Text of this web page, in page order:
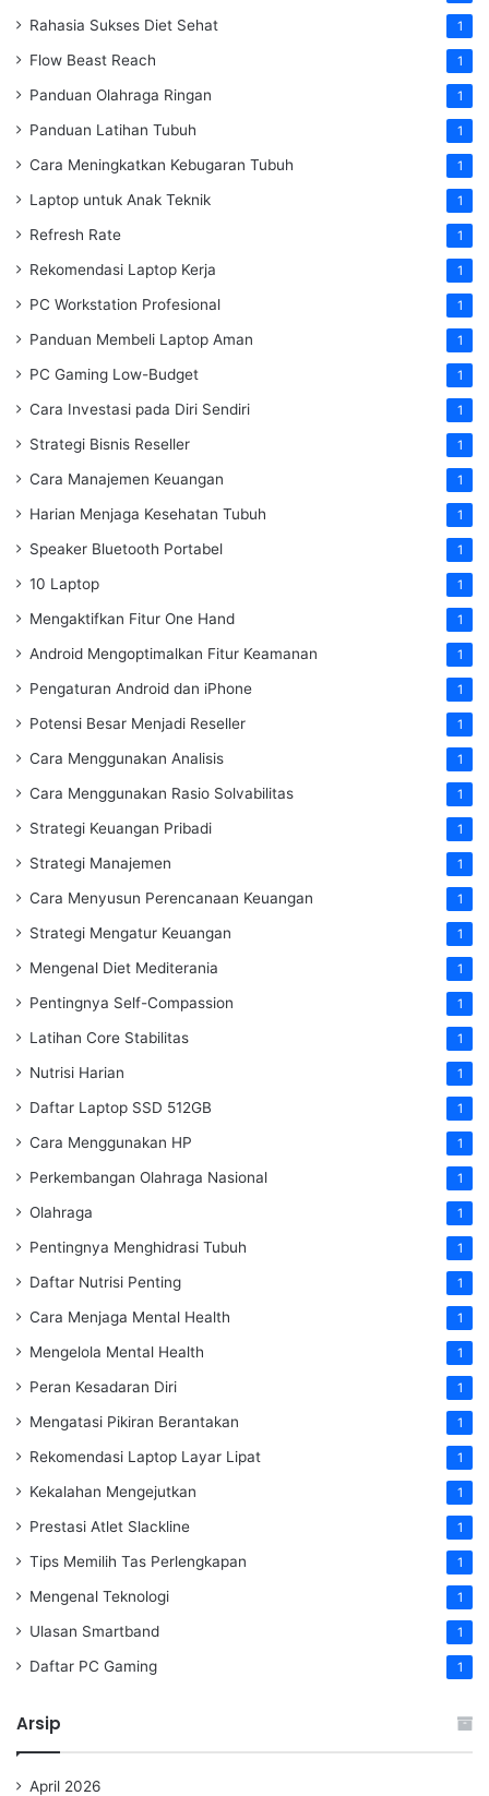
Rahasia Sukses Diet Sehat 1
Flow Beast Reach 1
Panduan Olahraga Ringan 1
Panduan Latihan Tubuh 1
Cara Meningkatkan Kebugaran Tubuh 1
Laptop untuk Anak Teknik 1
Refresh Rate 1
Rekomendasi Laptop Kerja 1
PC Workstation Profesional 1
Panduan Membeli Laptop Aman 1
PC Gaming Low-Budget 1
Cara Investasi pada Diri Sendiri 1
Strategi Bisnis Reseller 1
Cara Manajemen Keuangan 1
Harian Menjaga Kesehatan Tubuh 1
Speaker Bluetooth Portabel 1
10 Laptop 1
Mengaktifkan Fitur One Hand 1
Android Mengoptimalkan Fitur Keamanan 1
Pengaturan Android dan iPhone 1
Potensi Besar Menjadi Reseller 1
Cara Menggunakan Analisis 1
Cara Menggunakan Rasio Solvabilitas 1
Strategi Keuangan Pribadi 1
Strategi Manajemen 1
Cara Menyusun Perencanaan Keuangan 1
Strategi Mengatur Keuangan 1
Mengenal Diet Mediterania 1
Pentingnya Self-Compassion 1
Latihan Core Stabilitas 1
Nutrisi Harian 1
Daftar Laptop SSD 512GB 1
Cara Menggunakan HP 1
Perkembangan Olahraga Nasional 1
Olahraga 1
Pentingnya Menghidrasi Tubuh 1
Daftar Nutrisi Penting 1
Cara Menjaga Mental Health 1
Mengelola Mental Health 1
Peran Kesadaran Diri 1
Mengatasi Pikiran Berantakan 1
Rekomendasi Laptop Layar Lipat 1
Kekalahan Mengejutkan 1
Prestasi Atlet Slackline 1
Tips Memilih Tas Perlengkapan 1
Mengenal Teknologi 1
Ulasan Smartband 1
Daftar PC Gaming 1
Arsip
April 2026